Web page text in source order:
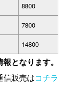
8800
7800
14800
となります。
信販売はコチラ